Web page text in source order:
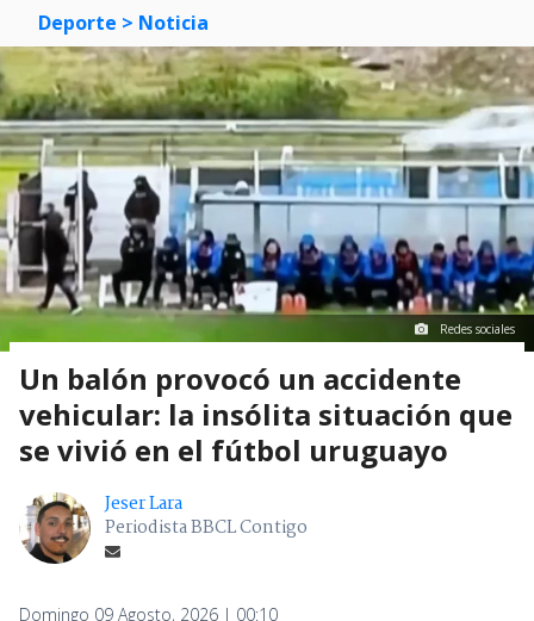
Deporte > Noticia
Redes sociales
Un balón provocó un accidente
vehicular: la insólita situación que
se vivió en el fútbol uruguayo
Jeser Lara
Periodista BBCL Contigo
Domingo 09 Agosto, 2026 | 00:10